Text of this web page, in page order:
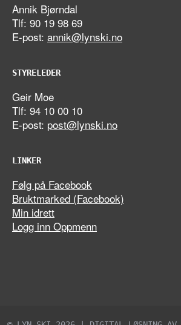
Annik Bjørndal
Tlf: 90 19 98 69
E-post: annik@lynski.no
STYRELEDER
Geir Moe
Tlf: 94 10 00 10
E-post: post@lynski.no
LINKER
Følg på Facebook
Bruktmarked (Facebook)
Min idrett
Logg inn Oppmenn